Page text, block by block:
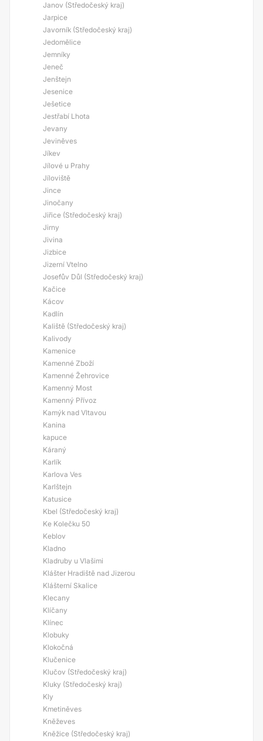
Janov (Středočeský kraj)
Jarpice
Javorník (Středočeský kraj)
Jedomělice
Jemníky
Jeneč
Jenštejn
Jesenice
Ješetice
Jestřabí Lhota
Jevany
Jeviněves
Jíkev
Jílové u Prahy
Jíloviště
Jince
Jinočany
Jiřice (Středočeský kraj)
Jirny
Jivina
Jizbice
Jizerní Vtelno
Josefův Důl (Středočeský kraj)
Kačice
Kácov
Kadlín
Kaliště (Středočeský kraj)
Kalivody
Kamenice
Kamenné Zboží
Kamenné Žehrovice
Kamenný Most
Kamenný Přívoz
Kamýk nad Vltavou
Kanina
kapuce
Káraný
Karlík
Karlova Ves
Karlštejn
Katusice
Kbel (Středočeský kraj)
Ke Kolečku 50
Keblov
Kladno
Kladruby u Vlašimi
Klášter Hradiště nad Jizerou
Klášterní Skalice
Klecany
Klíčany
Klínec
Klobuky
Klokočná
Klučenice
Klučov (Středočeský kraj)
Kluky (Středočeský kraj)
Kly
Kmetiněves
Kněževes
Kněžice (Středočeský kraj)